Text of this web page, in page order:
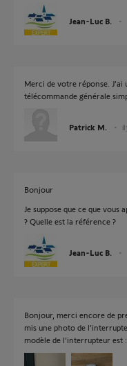
Jean-Luc B.
Merci de votre réponse.
télécommande générale
Patrick M. il
Bonjour
Je suppose que ce que
? Quelle est la référence ?
Jean-Luc B.
Bonjour, merci encore de
mis une photo de
modèle de l’interrupteur